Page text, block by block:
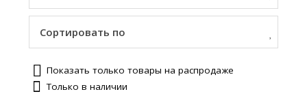
Сортировать по
Показать только товары на распродаже
Только в наличии